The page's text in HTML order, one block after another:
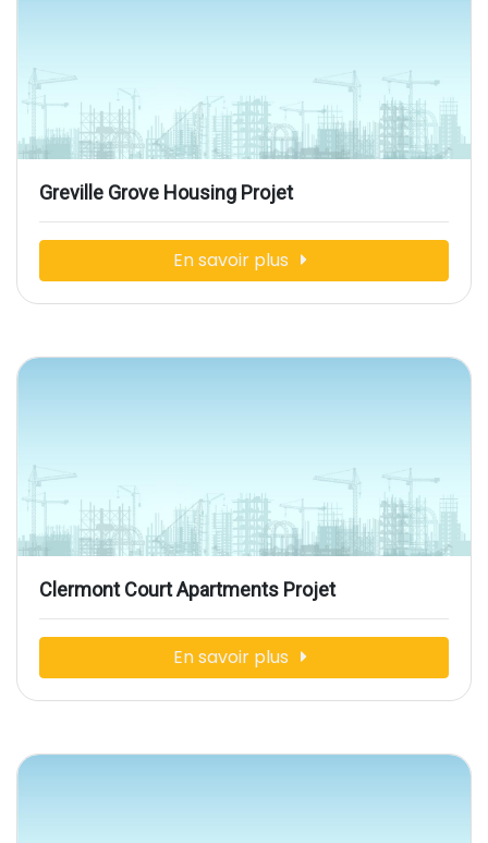
Greville Grove Housing Projet
En savoir plus
Clermont Court Apartments Projet
En savoir plus